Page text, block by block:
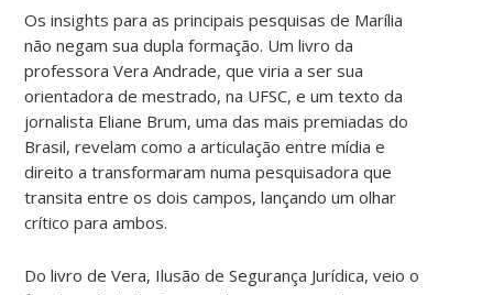
Os insights para as principais pesquisas de Marília
não negam sua dupla formação. Um livro da
professora Vera Andrade, que viria a ser sua
orientadora de mestrado, na UFSC, e um texto da
jornalista Eliane Brum, uma das mais premiadas do
Brasil, revelam como a articulação entre mídia e
direito a transformaram numa pesquisadora que
transita entre os dois campos, lançando um olhar
crítico para ambos.
Do livro de Vera, Ilusão de Segurança Jurídica, veio o